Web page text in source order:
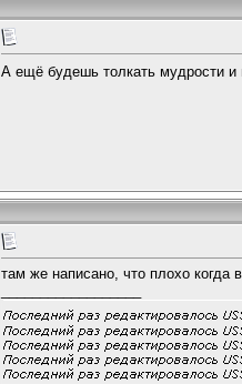
А ещё будешь толкать мудрости и
там же написано, что плохо когда